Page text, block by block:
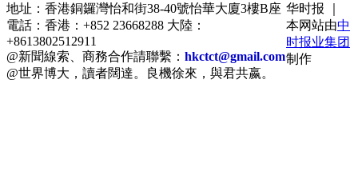
地址：香港銅鑼灣怡和街38-40號怡華大廈3樓B座
電話：香港：+852 23668288 大陸：
+8613802512911
@新聞線索、商務合作請聯繫： hkctct@gmail.com
@世界博大，讀者闊達。良機徐來，與君共嬴。
华时报 ｜
本网站由中
时报业集团
制作